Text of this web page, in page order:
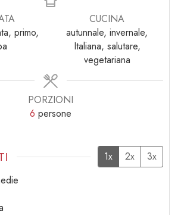
primo,
CUCINA
autunnale, invernale,
Italiana, salutare,
vegetariana
PORZIONI
6 persone
1x 2x
3x